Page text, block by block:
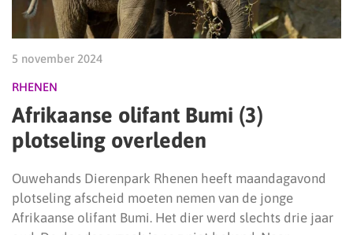
5 november 2024
RHENEN
Afrikaanse olifant Bumi (3)
plotseling overleden
Ouwehands Dierenpark Rhenen heeft maandagavond
plotseling afscheid moeten nemen van de jonge
Afrikaanse olifant Bumi. Het dier werd slechts drie jaar